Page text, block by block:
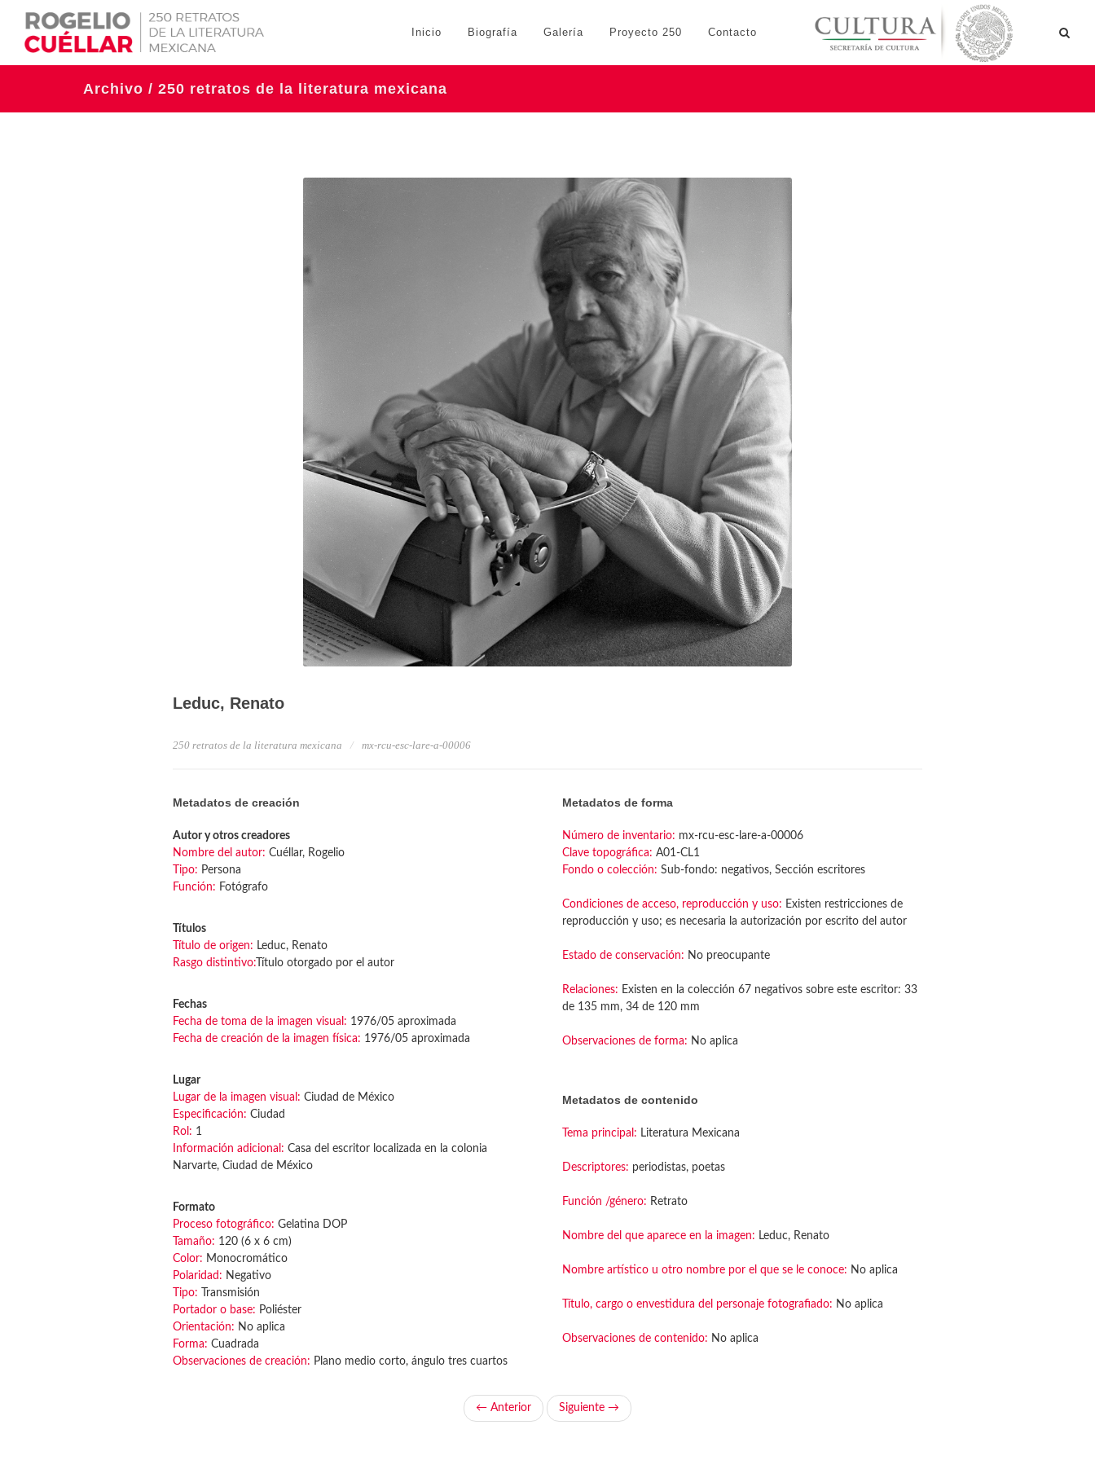
Inicio Biografía Galería Proyecto 250 Contacto
Archivo / 250 retratos de la literatura mexicana
Leduc, Renato
250 retratos de la literatura mexicana mx-rcu-esc-lare-a-00006
Metadatos de creación
Autor y otros creadores
Nombre del autor: Cuéllar, Rogelio
Tipo: Persona
Función: Fotógrafo
Títulos
Título de origen: Leduc, Renato
Rasgo distintivo: Título otorgado por el autor
Fechas
Fecha de toma de la imagen visual: 1976/05 aproximada
Fecha de creación de la imagen física: 1976/05 aproximada
Lugar
Lugar de la imagen visual: Ciudad de México
Especificación: Ciudad
Rol: 1
Información adicional: Casa del escritor localizada en la colonia
Narvarte, Ciudad de México
Formato
Proceso fotográfico: Gelatina DOP
Tamaño: 120 (6 x 6 cm)
Color: Monocromático
Polaridad: Negativo
Tipo: Transmisión
Portador o base: Poliéster
Orientación: No aplica
Forma: Cuadrada
Observaciones de creación: Plano medio corto, ángulo tres cuartos
Metadatos de forma
Número de inventario: mx-rcu-esc-lare-a-00006
Clave topográfica: A01-CL1
Fondo o colección: Sub-fondo: negativos, Sección escritores
Condiciones de acceso, reproducción y uso: Existen restricciones de
reproducción y uso; es necesaria la autorización por escrito del autor
Estado de conservación: No preocupante
Relaciones: Existen en la colección 67 negativos sobre este escritor: 33
de 135 mm, 34 de 120 mm
Observaciones de forma: No aplica
Metadatos de contenido
Tema principal: Literatura Mexicana
Descriptores: periodistas, poetas
Función /género: Retrato
Nombre del que aparece en la imagen: Leduc, Renato
Nombre artístico u otro nombre por el que se le conoce: No aplica
Título, cargo o envestidura del personaje fotografiado: No aplica
Observaciones de contenido: No aplica
← Anterior Siguiente →